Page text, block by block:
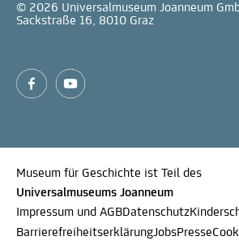
© 2026 Universalmuseum Joanneum
Sackstraße 16, 8010 Graz
Museum für Geschichte ist Teil des
Universalmuseums Joanneum
Impressum und AGBDatenschutz
BarrierefreiheitserklärungJobsPresse